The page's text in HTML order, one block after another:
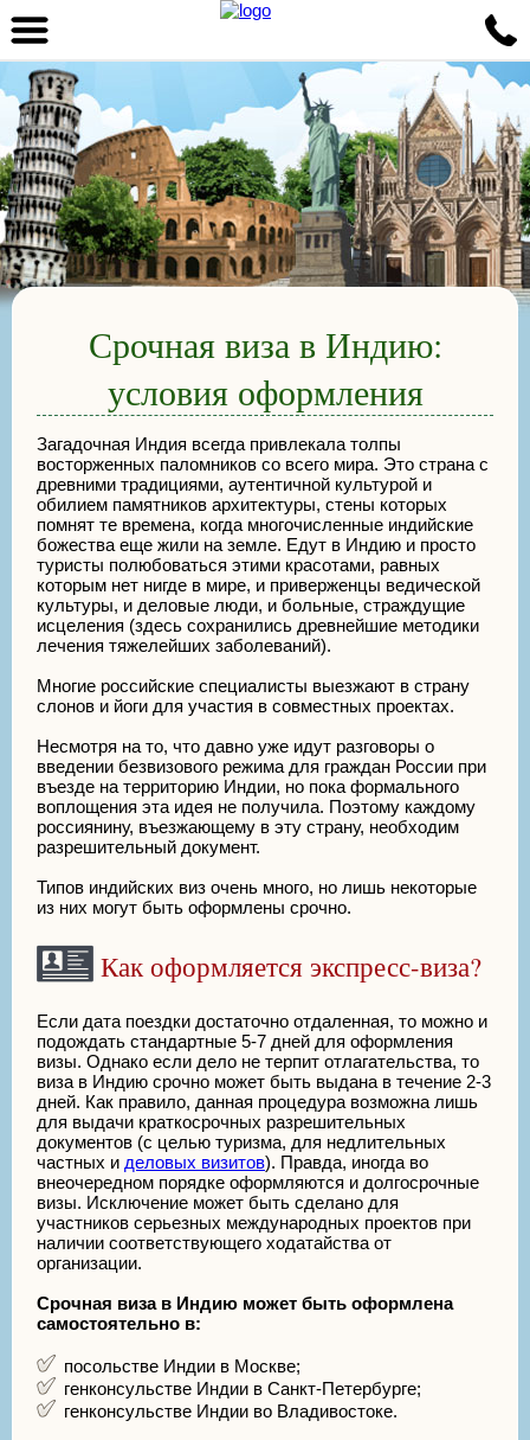
Срочная виза в Индию:
условия оформления
Загадочная Индия всегда привлекала толпы
восторженных паломников со всего мира. Это страна с
древними традициями, аутентичной культурой и
обилием памятников архитектуры, стены которых
помнят те времена, когда многочисленные индийские
божества еще жили на земле. Едут в Индию и просто
туристы полюбоваться этими красотами, равных
которым нет нигде в мире, и приверженцы ведической
культуры, и деловые люди, и больные, страждущие
исцеления (здесь сохранились древнейшие методики
лечения тяжелейших заболеваний).
Многие российские специалисты выезжают в страну
слонов и йоги для участия в совместных проектах.
Несмотря на то, что давно уже идут разговоры о
введении безвизового режима для граждан России при
въезде на территорию Индии, но пока формального
воплощения эта идея не получила. Поэтому каждому
россиянину, въезжающему в эту страну, необходим
разрешительный документ.
Типов индийских виз очень много, но лишь некоторые
из них могут быть оформлены срочно.
Как оформляется экспресс-виза?
Если дата поездки достаточно отдаленная, то можно и
подождать стандартные 5-7 дней для оформления
визы. Однако если дело не терпит отлагательства, то
виза в Индию срочно может быть выдана в течение 2-3
дней. Как правило, данная процедура возможна лишь
для выдачи краткосрочных разрешительных
документов (с целью туризма, для недлительных
частных и деловых визитов). Правда, иногда во
внеочередном порядке оформляются и долгосрочные
визы. Исключение может быть сделано для
участников серьезных международных проектов при
наличии соответствующего ходатайства от
организации.
Срочная виза в Индию может быть оформлена
самостоятельно в:
посольстве Индии в Москве;
генконсульстве Индии в Санкт-Петербурге;
генконсульстве Индии во Владивостоке.